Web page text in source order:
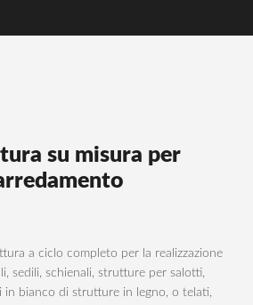
su misura per
a ciclo completo per la realizzazione
sedili, schienali, strutture per salotti,
in bianco di strutture in legno, o telati,